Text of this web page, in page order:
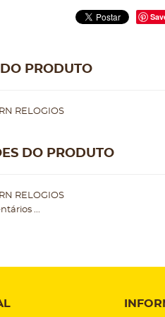
PRODUTO
RELOGIOS
DO PRODUTO
RELOGIOS
...